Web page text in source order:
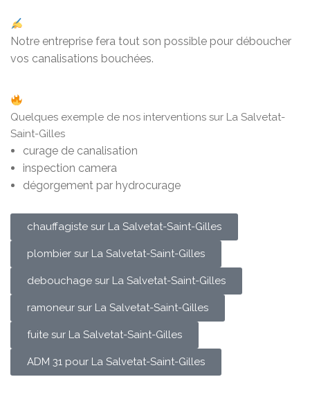
Notre entreprise fera tout son possible pour déboucher
vos canalisations bouchées.
Quelques exemple de nos interventions sur La Salvetat-
Saint-Gilles
curage de canalisation
inspection camera
dégorgement par hydrocurage
chauffagiste sur La Salvetat-Saint-Gilles
plombier sur La Salvetat-Saint-Gilles
debouchage sur La Salvetat-Saint-Gilles
ramoneur sur La Salvetat-Saint-Gilles
fuite sur La Salvetat-Saint-Gilles
ADM 31 pour La Salvetat-Saint-Gilles